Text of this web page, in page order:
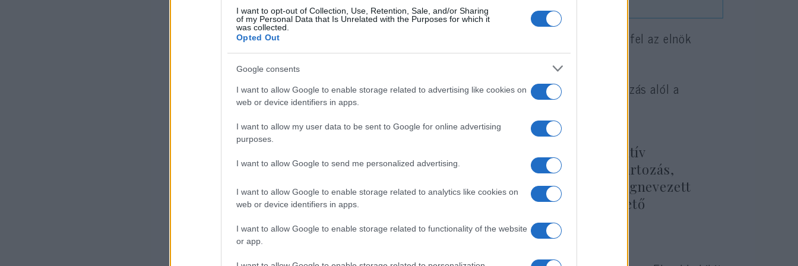
I want to opt-out of Collection, Use, Retention, Sale, and/or Sharing
of my Personal Data that Is Unrelated with the Purposes for which it
was collected.
Opted Out
Google consents
I want to allow Google to enable storage related to advertising like cookies on
web or device identifiers in apps.
I want to allow my user data to be sent to Google for online advertising
purposes.
I want to allow Google to send me personalized advertising.
I want to allow Google to enable storage related to analytics like cookies on
web or device identifiers in apps.
I want to allow Google to enable storage related to functionality of the website
or app.
A Facebookot sokan bírálták az elmúlt hetekben azért, mert nem lépett fel az elnök
lázító hangvételű posztjaival szemben.
Mark Zuckerberg, a Facebook vezérigazgatója leszögezte: az új szabályozás alól a
politikusok sem jelentenek kivételt. Zuckerberg hozzátette:
a jövőben letiltják mindazokat a rasszista és diszkriminatív
hirdetményeket, amelyek valamely faji vagy vallási hovatartozás,
szexuális orientáció vagy bevándorlói státusz alapján megnevezett
csoportot mások biztonságát vagy egészségét veszélyeztető